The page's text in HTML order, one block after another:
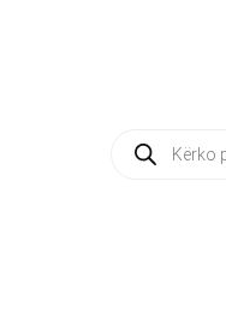
Products
search